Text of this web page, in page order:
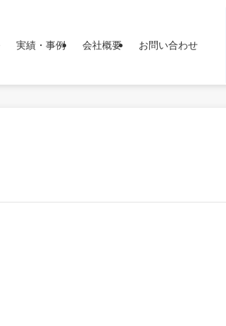
実績・事例 会社概要 お問い合わせ